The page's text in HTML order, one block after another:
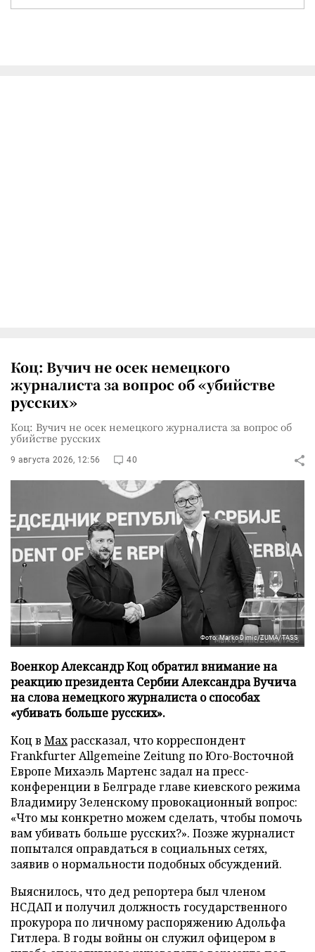
Коц: Вучич не осек немецкого
журналиста за вопрос об «убийстве
русских»
Коц: Вучич не осек немецкого журналиста за вопрос об
убийстве русских
9 августа 2026, 12:56 40
Фото: Marko Dimic/ZUMA/TASS
Военкор Александр Коц обратил внимание на
реакцию президента Сербии Александра Вучича
на слова немецкого журналиста о способах
«убивать больше русских».
Коц в Махрассказал, что корреспондент
Frankfurter Allgemeine Zeitung по Юго-Восточной
Европе Михаэль Мартенс задал на пресс-
конференции в Белграде главе киевского режима
Владимиру Зеленскому провокационный вопрос:
«Что мы конкретно можем сделать, чтобы помочь
вам убивать больше русских?». Позже журналист
попытался оправдаться в социальных сетях,
заявив о нормальности подобных обсуждений.
Выяснилось, что дед репортера был членом
НСДАП и получил должность государственного
прокурора по личному распоряжению Адольфа
Гитлера. В годы войны он служил офицером в